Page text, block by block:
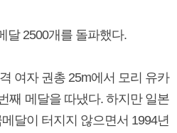
달 2500개를 돌파했다.
여자 권총 25m에서 모리 유카
째 메달을 따냈다. 하지만 일본
달이 터지지 않으면서 1994년